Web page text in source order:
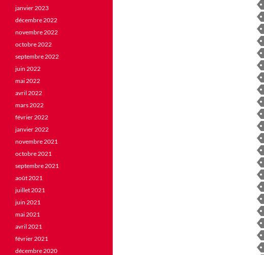
janvier 2023
décembre 2022
novembre 2022
octobre 2022
septembre 2022
juin 2022
mai 2022
avril 2022
mars 2022
février 2022
janvier 2022
novembre 2021
octobre 2021
septembre 2021
août 2021
juillet 2021
juin 2021
mai 2021
avril 2021
février 2021
décembre 2020